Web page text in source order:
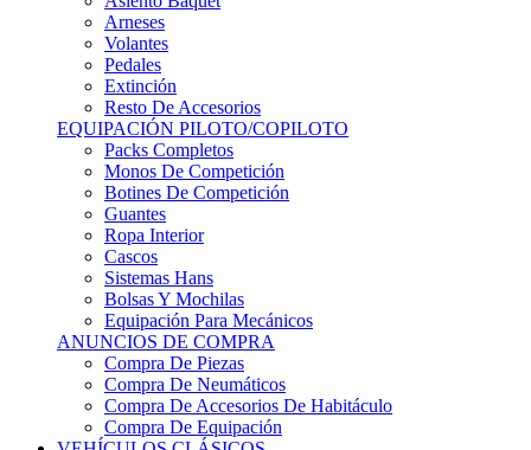
Arneses
Volantes
Pedales
Extinción
Resto De Accesorios
EQUIPACIÓN PILOTO/COPILOTO
Packs Completos
Monos De Competición
Botines De Competición
Guantes
Ropa Interior
Cascos
Sistemas Hans
Bolsas Y Mochilas
Equipación Para Mecánicos
ANUNCIOS DE COMPRA
Compra De Piezas
Compra De Neumáticos
Compra De Accesorios De Habitáculo
Compra De Equipación